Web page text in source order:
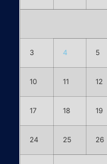
3 4 5
10 11 12
17 18 19
24 25 26